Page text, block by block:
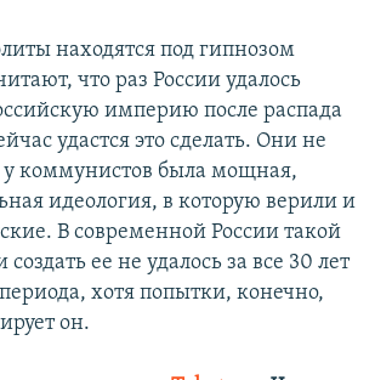
находятся под гипнозом
что раз России удалось
империю после распада
удастся это сделать. Они не
у коммунистов была мощная,
идеология, в которую верили и
В современной России такой
ее не удалось за все 30 лет
периода, хотя попытки, конечно,
он.